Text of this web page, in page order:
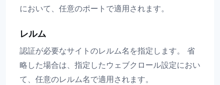
において、任意のポートで適用されます。
レルム
認証が必要なサイトのレルム名を指定します。 省
略した場合は、指定したウェブクロール設定におい
て、任意のレルム名で適用されます。